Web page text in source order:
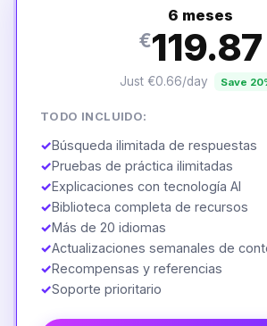
6 meses
€119.87
Just €0.66/day Save
TODO INCLUIDO:
✓Búsqueda ilimitada de respuestas
✓Pruebas de práctica ilimitadas
✓Explicaciones con tecnología AI
✓Biblioteca completa de recursos
✓Más de 20 idiomas
✓Actualizaciones semanales de
✓Recompensas y referencias
✓Soporte prioritario